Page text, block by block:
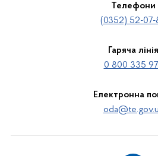
Телефони
(0352) 52-07-
Гаряча лінія
0 800 335
Електронна